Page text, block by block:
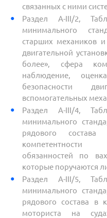
связанных с ними
Раздел A-III/2,
минимального
старших механиков
двигательной
более», сфера
наблюдение,
безопасности
вспомогательных
Раздел A-III/4,
минимального
рядового
обязанностей по
которые поручаются
Раздел A-III/5,
минимального
рядового состава в
моториста на